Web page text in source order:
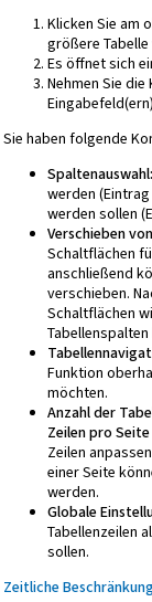
Klicken Sie am
größere
Es öffnet sich
Nehmen Sie
Sie haben folgende
Spaltenauswahl:
werden
werden sollen
Verschieben
Schaltflächen
anschließend
verschieben.
Schaltflächen
Funktion
möchten.
Anzahl der
Zeilen pro Seite
Zeilen
einer Seite
werden.
Globale
Tabellenzeilen
sollen.
Zeitliche